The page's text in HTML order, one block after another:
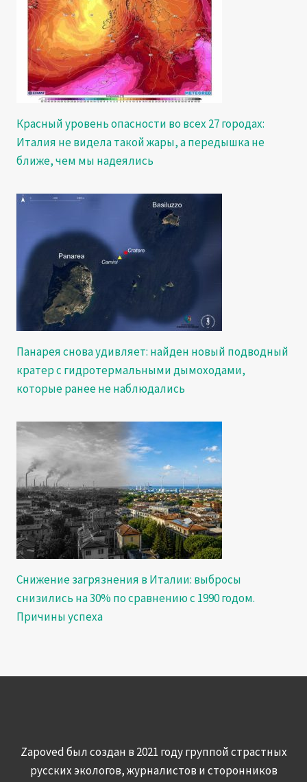
Красный уровень опасности во всех 27 городах:
Италия не видела такой жары, а передышка не
ближе, чем мы надеялись
Панарея снова удивляет: найден новый подводный
кратер с гидротермальными дымоходами,
которые ранее не наблюдались
Снижение загрязнения в Италии: выбросы
снизились на 30% по сравнению с 1990 годом.
Причины успеха
Zapoved был создан в 2021 году группой страстных
русских экологов, журналистов и сторонников